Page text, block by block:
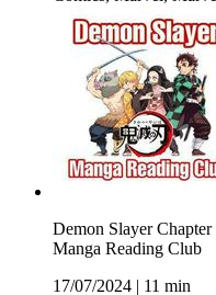
Demon Slayer
Manga Reading Club
17/07/2024
11 min